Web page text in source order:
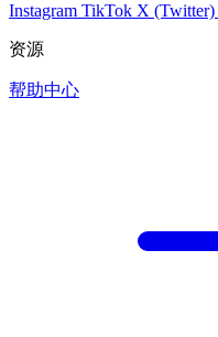
Instagram TikTok X (Twitter)
资源
帮助中心